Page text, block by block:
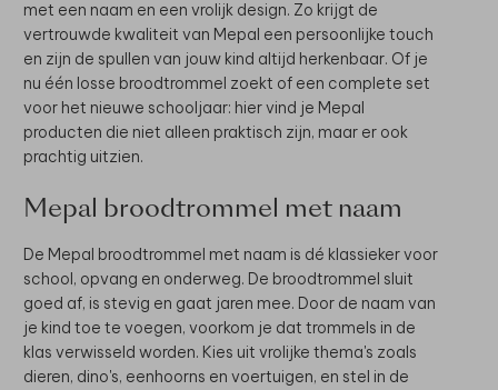
met een naam en een vrolijk design. Zo krijgt de
vertrouwde kwaliteit van Mepal een persoonlijke touch
en zijn de spullen van jouw kind altijd herkenbaar. Of je
nu één losse broodtrommel zoekt of een complete set
voor het nieuwe schooljaar: hier vind je Mepal
producten die niet alleen praktisch zijn, maar er ook
prachtig uitzien.
Mepal broodtrommel met naam
De Mepal broodtrommel met naam is dé klassieker voor
school, opvang en onderweg. De broodtrommel sluit
goed af, is stevig en gaat jaren mee. Door de naam van
je kind toe te voegen, voorkom je dat trommels in de
klas verwisseld worden. Kies uit vrolijke thema's zoals
dieren, dino's, eenhoorns en voertuigen, en stel in de